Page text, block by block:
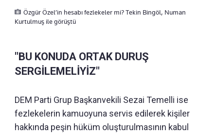
Özgür Özel’in hesabı fezlekeler mi? Tekin Bingöl, Numan
Kurtulmuş ile görüştü
"BU KONUDA ORTAK DURUŞ
SERGİLEMELİYİZ"
DEM Parti Grup Başkanvekili Sezai Temelli ise
fezlekelerin kamuoyuna servis edilerek kişiler
hakkında peşin hüküm oluşturulmasının kabul